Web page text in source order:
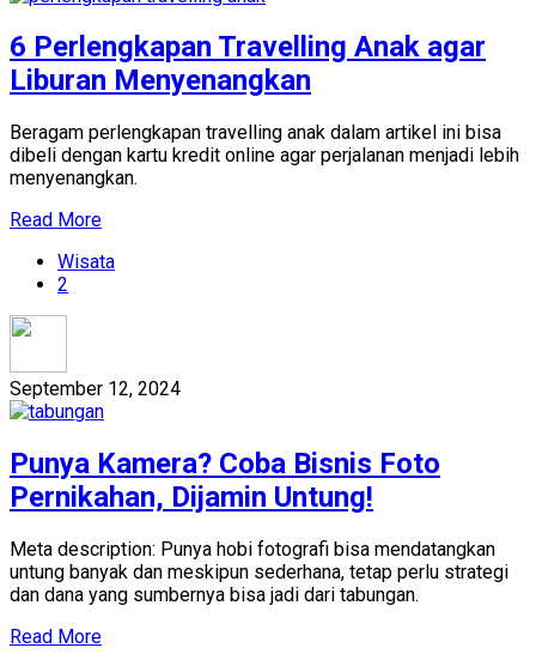
6 Perlengkapan Travelling Anak agar
Liburan Menyenangkan
Beragam perlengkapan travelling anak dalam artikel ini bisa
dibeli dengan kartu kredit online agar perjalanan menjadi lebih
menyenangkan.
Read More
Wisata
2
September 12, 2024
Punya Kamera? Coba Bisnis Foto
Pernikahan, Dijamin Untung!
Meta description: Punya hobi fotografi bisa mendatangkan
untung banyak dan meskipun sederhana, tetap perlu strategi
dan dana yang sumbernya bisa jadi dari tabungan.
Read More